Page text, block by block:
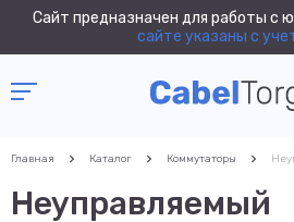
Сайт предназначен для работы с
сайте указаны с
Главная Каталог Коммутаторы
Неуправляемый